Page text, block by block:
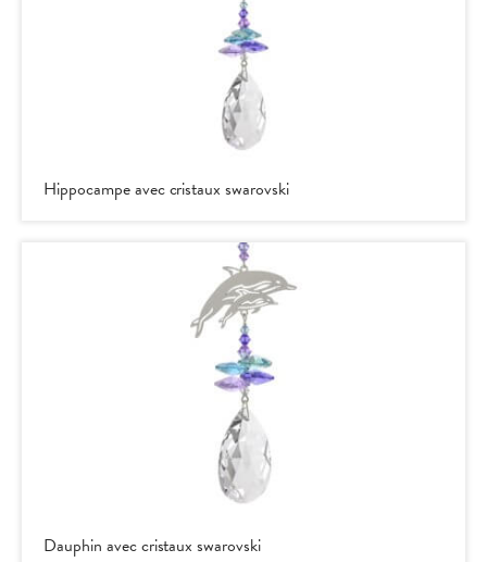
Hippocampe avec cristaux swarovski
Dauphin avec cristaux swarovski